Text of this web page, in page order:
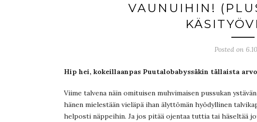
VAUNUIHIN!
Posted on
Hip hei, kokeillaanpas Puutalobabyssäkin tällaista
Viime talvena näin omituisen muhvimaisen pussukan
hänen mielestään vieläpä ihan älyttömän hyödyllinen
helposti näppeihin. Ja jos pitää ojentaa tuttia tai häseltää